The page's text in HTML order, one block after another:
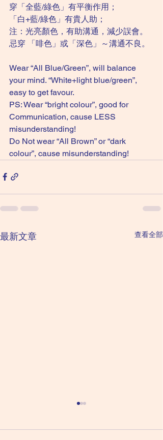
穿「全藍/綠色」有平衡作用；
「白+藍/綠色」有貴人助；
注：光亮顏色，有助溝通，減少誤會。
忌穿 「啡色」或「深色」～溝通不良。
Wear “All Blue/Green”, will balance
your mind. “White+light blue/green”,
easy to get favour.
PS: Wear “bright colour”, good for
Communication, cause LESS
misunderstanding!
Do Not wear “All Brown” or “dark
colour”, cause misunderstanding!
最新文章 查看全部